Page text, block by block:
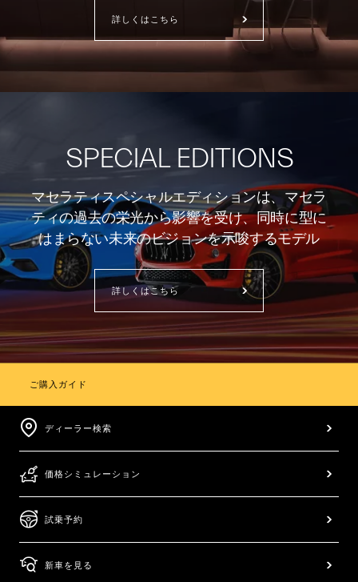
詳しくはこちら
SPECIAL EDITIONS
マセラティスペシャルエディションは、マセラ
ティの過去の栄光から影響を受け、同時に型に
はまらない未来のビジョンを示唆するモデル
詳しくはこちら
ご購入ガイド
ディーラー検索
価格シミュレーション
試乗予約
新車を見る